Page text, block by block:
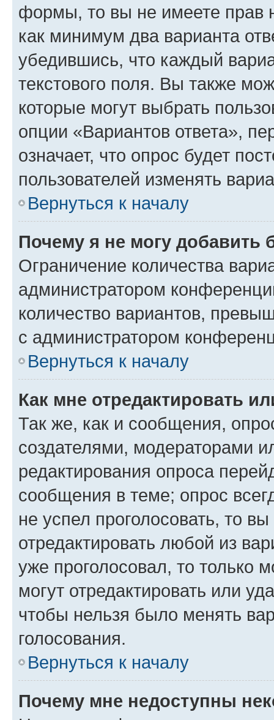
формы, то вы не имеете прав
как минимум два варианта
убедившись, что каждый
текстового поля. Вы также
которые могут выбрать
опции «Вариантов ответа»,
означает, что опрос будет
пользователей изменять
Вернуться к началу
Почему я не могу добавить
Ограничение количества
администратором
количество вариантов,
с администратором
Вернуться к началу
Как мне отредактировать
Так же, как и сообщения,
создателями, модераторами
редактирования опроса
сообщения в теме; опрос
не успел проголосовать, то
отредактировать любой из
уже проголосовал, то только
могут отредактировать или
чтобы нельзя было менять
голосования.
Вернуться к началу
Почему мне недоступны